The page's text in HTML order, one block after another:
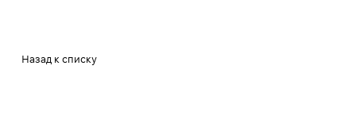
Назад к списку